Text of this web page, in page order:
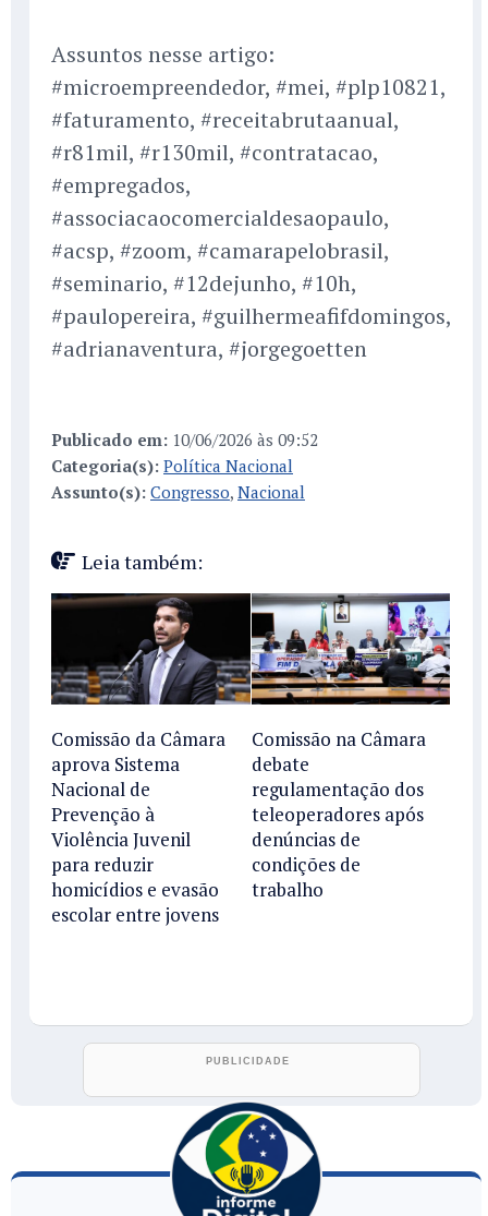
Assuntos nesse artigo:
#microempreendedor, #mei, #plp10821,
#faturamento, #receitabrutaanual,
#r81mil, #r130mil, #contratacao,
#empregados,
#associacaocomercialdesaopaulo,
#acsp, #zoom, #camarapelobrasil,
#seminario, #12dejunho, #10h,
#paulopereira, #guilhermeafifdomingos,
#adrianaventura, #jorgegoetten
Publicado em: 10/06/2026 às 09:52
Categoria(s): Política Nacional
Assunto(s): Congresso, Nacional
Leia também:
Comissão da Câmara
aprova Sistema
Nacional de
Prevenção à
Violência Juvenil
para reduzir
homicídios e evasão
escolar entre jovens
Comissão na Câmara
debate
regulamentação dos
teleoperadores após
denúncias de
condições de
trabalho